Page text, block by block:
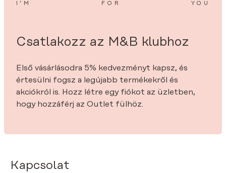
Kapcsolat
I’M FOR YOU
Csatlakozz az M&B klubhoz
Első vásárlásodra 5% kedvezményt kapsz, és
értesülni fogsz a legújabb termékekről és
akciókról is. Hozz létre egy fiókot az üzletben,
hogy hozzáférj az Outlet fülhöz.